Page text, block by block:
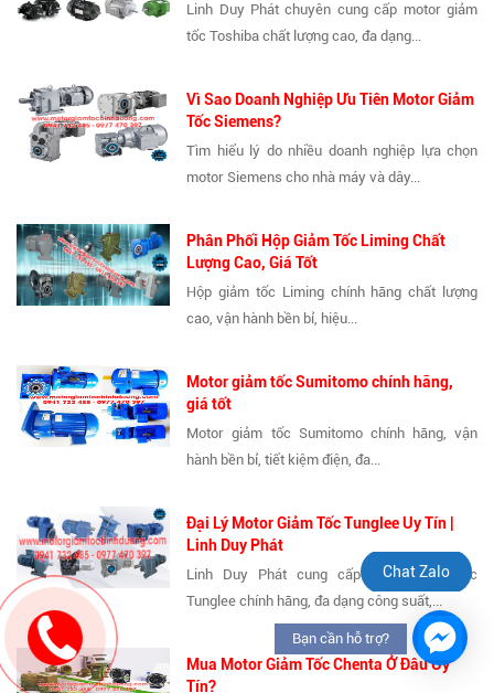
Linh Duy Phát chuyên cung cấp motor giảm
tốc Toshiba chất lượng cao, đa dạng...
Vì Sao Doanh Nghiệp Ưu Tiên Motor Giảm
Tốc Siemens?
Tìm hiểu lý do nhiều doanh nghiệp lựa chọn
motor Siemens cho nhà máy và dây...
Phân Phối Hộp Giảm Tốc Liming Chất
Lượng Cao, Giá Tốt
Hộp giảm tốc Liming chính hãng chất lượng
cao, vận hành bền bỉ, hiệu...
Motor giảm tốc Sumitomo chính hãng,
giá tốt
Motor giảm tốc Sumitomo chính hãng, vận
hành bền bỉ, tiết kiệm điện, đa...
Đại Lý Motor Giảm Tốc Tunglee Uy Tín |
Linh Duy Phát
Linh Duy Phát cung cấp motor giảm tốc
Tunglee chính hãng, đa dạng công suất,...
Mua Motor Giảm Tốc Chenta Ở Đâu Uy
Tín?
Chat Zalo
Bạn cần hỗ trợ?